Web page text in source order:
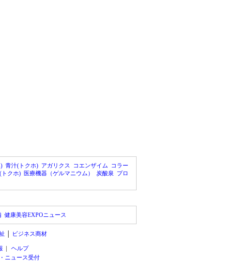
青汁(トクホ) アガリクス コエンザイム コラー
トクホ) 医療機器（ゲルマニウム） 炭酸泉 プロ
健康美容EXPOニュース
ビジネス商材
ヘルプ
ニュース受付